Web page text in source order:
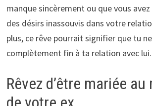
manque sincèrement ou que vous
des désirs inassouvis dans votre
plus, ce rêve pourrait signifier que tu
complètement fin à ta relation avec lui.
Rêvez d’être mariée